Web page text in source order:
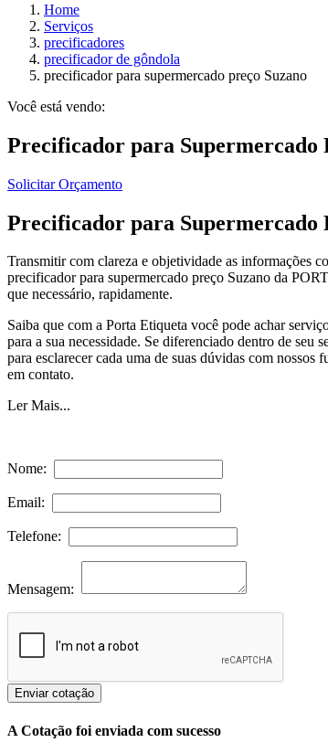
Home
Serviços
precificadores
precificador de gôndola
precificador para supermercado preço Suzano
Você está vendo:
Precificador para Supermercado
Solicitar Orçamento
Precificador para Supermercado
Transmitir com clareza e objetividade as informações
precificador para supermercado preço Suzano da
que necessário, rapidamente.
Saiba que com a Porta Etiqueta você pode achar
para a sua necessidade. Se diferenciado dentro de seu
para esclarecer cada uma de suas dúvidas com
em contato.
Ler Mais...
Nome:
Email:
Telefone:
Mensagem:
Enviar cotação
A Cotação foi enviada com sucesso